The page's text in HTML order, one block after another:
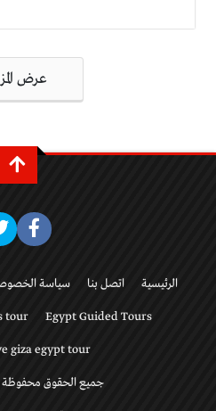
عرض
الرئيسية اتصل بنا سياسة
Egypt Guided Tours
tour
giza egypt tour
جميع الحقوق محفوظة ©